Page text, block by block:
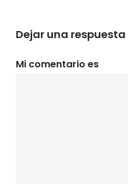
Dejar una respuesta
Mi comentario es